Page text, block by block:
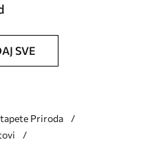
SVE
Priroda